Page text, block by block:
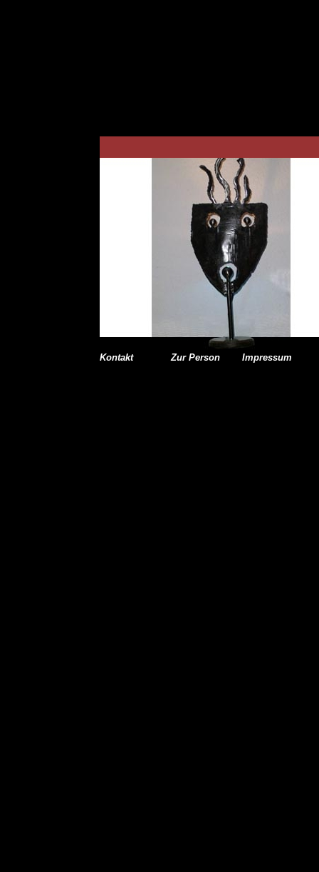
Kontakt Zur Person Impressum